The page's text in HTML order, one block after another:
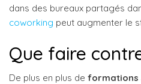
dans des bureaux partagés
coworking peut augmenter le
Que faire
De plus en plus de formations